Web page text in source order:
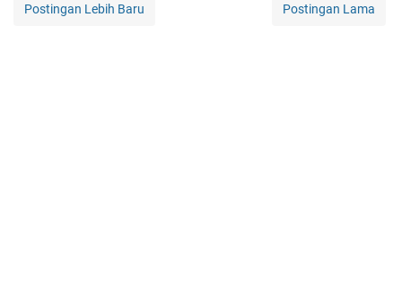
Postingan Lebih Baru Postingan Lama